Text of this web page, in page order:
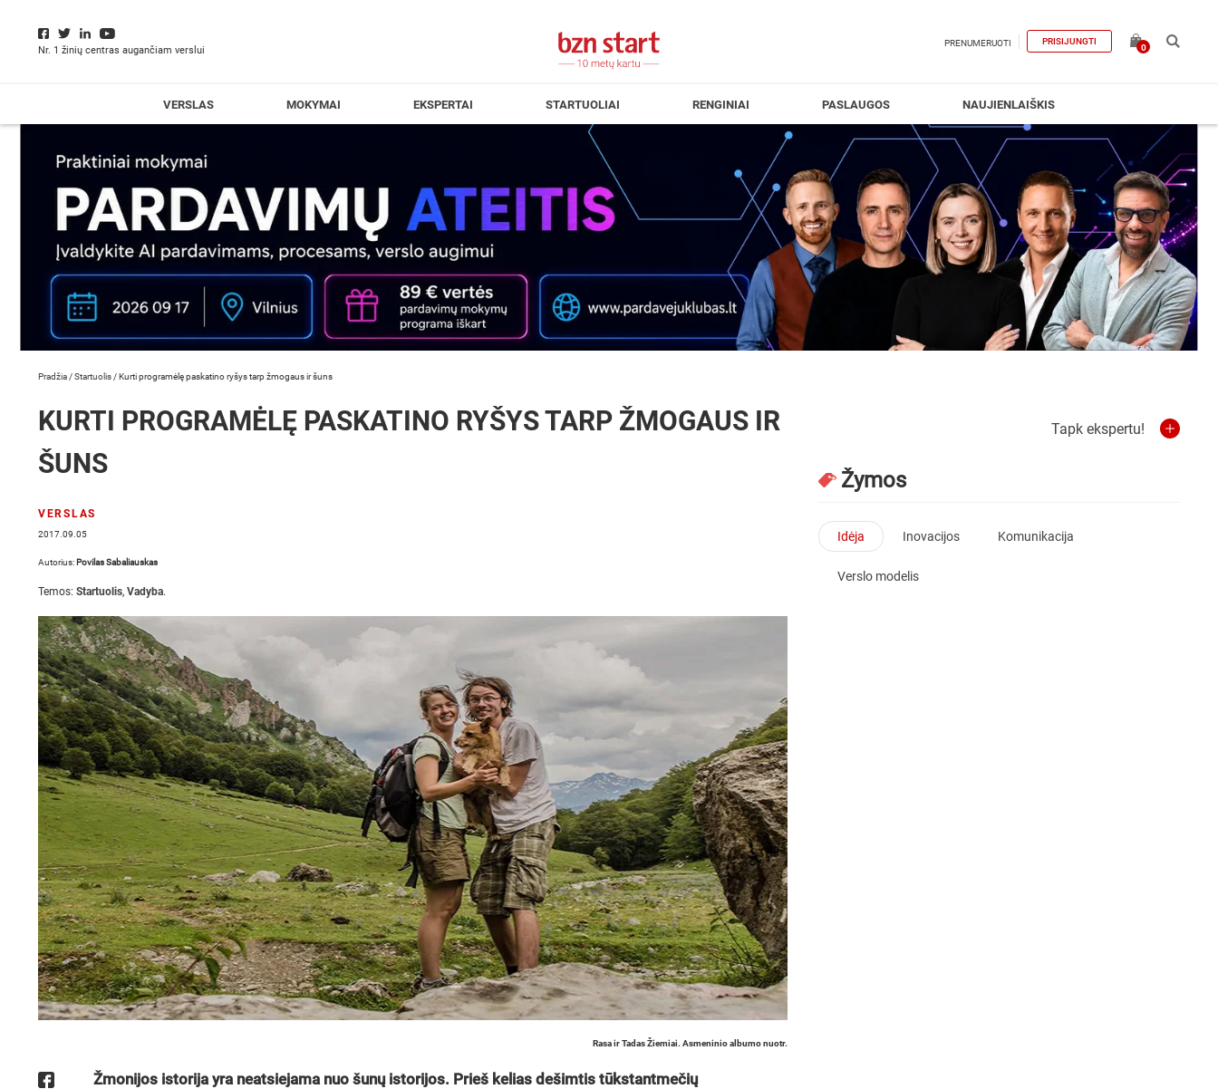
Nr. 1 žinių centras augančiam verslui
PRENUMERUOTI PRISIJUNGTI
0
VERSLAS MOKYMAI EKSPERTAI STARTUOLIAI RENGINIAI PASLAUGOS NAUJIENLAIŠKIS
Pradžia /Startuolis /Kurti programėlę paskatino ryšys tarp žmogaus ir šuns
KURTI PROGRAMĖLĘ PASKATINO RYŠYS TARP ŽMOGAUS IR
ŠUNS
VERSLAS
2017.09.05
Autorius: Povilas Sabaliauskas
Temos: Startuolis, Vadyba.
Rasa ir Tadas Žiemiai. Asmeninio albumo nuotr.
Žmonijos istorija yra neatsiejama nuo šunų istorijos. Prieš kelias dešimtis tūkstantmečių
Tapk ekspertu!
Žymos
Idėja Inovacijos Komunikacija
Verslo modelis